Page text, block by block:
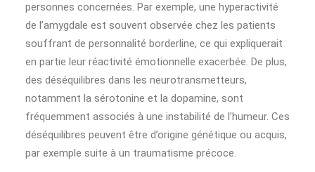
personnes concernées. Par exemple, une hyperactivité
de l’amygdale est souvent observée chez les patients
souffrant de personnalité borderline, ce qui expliquerait
en partie leur réactivité émotionnelle exacerbée. De plus,
des déséquilibres dans les neurotransmetteurs,
notamment la sérotonine et la dopamine, sont
fréquemment associés à une instabilité de l’humeur. Ces
déséquilibres peuvent être d’origine génétique ou acquis,
par exemple suite à un traumatisme précoce.